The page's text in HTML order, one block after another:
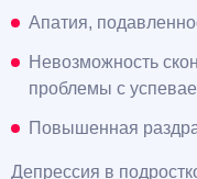
Апатия,
Невозможность
проблемы с
Повышенная
Депрессия в